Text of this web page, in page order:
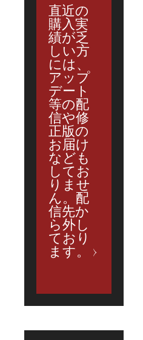
直近の
購入実
績が乏
しい方
には、
アップ
デート
等の配
信や修
正版の
お届け
なども
してお
りませ
ん。配
信先か
ら外し
ており
ます。